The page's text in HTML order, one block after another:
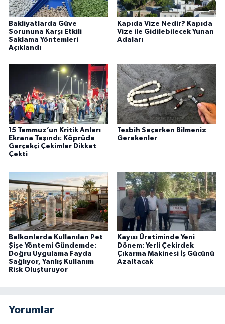
Bakliyatlarda Güve
Sorununa Karşı Etkili
Saklama Yöntemleri
Açıklandı
Kapıda Vize Nedir? Kapıda
Vize ile Gidilebilecek Yunan
Adaları
15 Temmuz’un Kritik Anları
Ekrana Taşındı: Köprüde
Gerçekçi Çekimler Dikkat
Çekti
Tesbih Seçerken Bilmeniz
Gerekenler
Balkonlarda Kullanılan Pet
Şişe Yöntemi Gündemde:
Doğru Uygulama Fayda
Sağlıyor, Yanlış Kullanım
Risk Oluşturuyor
Kayısı Üretiminde Yeni
Dönem: Yerli Çekirdek
Çıkarma Makinesi İş Gücünü
Azaltacak
Yorumlar